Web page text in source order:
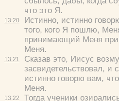
13:20
13:21
13:22
что это Я.
Истинно, истинно
того, кого Я пошлю,
принимающий Меня
Меня.
Сказав это, Иисус
засвидетельствовал, и
истинно говорю вам,
Меня.
Тогда ученики